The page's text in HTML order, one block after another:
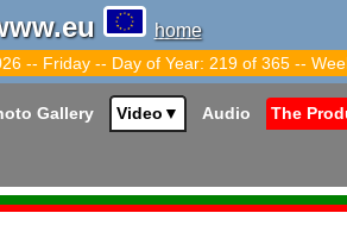
home
-- Friday -- Day of Year: 219 of 365 --
Gallery Video ▼ Audio The